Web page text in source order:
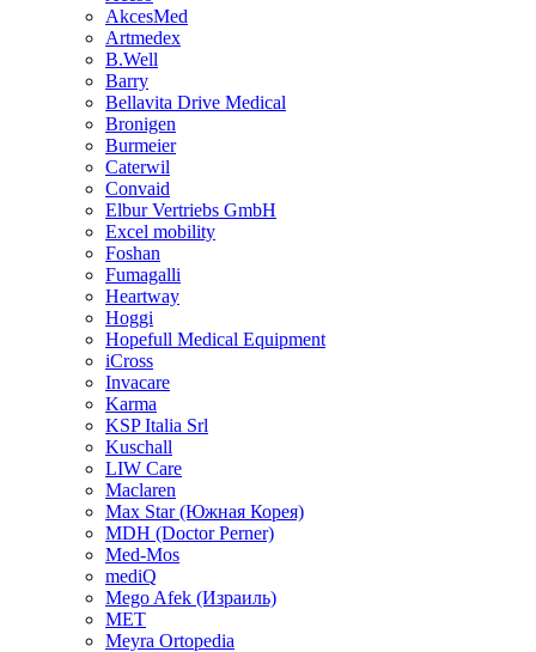
AkcesMed
Artmedex
B.Well
Barry
Bellavita Drive Medical
Bronigen
Burmeier
Caterwil
Convaid
Elbur Vertriebs GmbH
Excel mobility
Foshan
Fumagalli
Heartway
Hoggi
Hopefull Medical Equipment
iCross
Invacare
Karma
KSP Italia Srl
Kuschall
LIW Care
Maclaren
Max Star (Южная Корея)
MDH (Doctor Perner)
Med-Mos
mediQ
Mego Afek (Израиль)
MET
Meyra Ortopedia